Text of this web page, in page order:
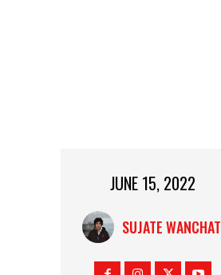
JUNE 15, 2022
SUJATE WANCHAT